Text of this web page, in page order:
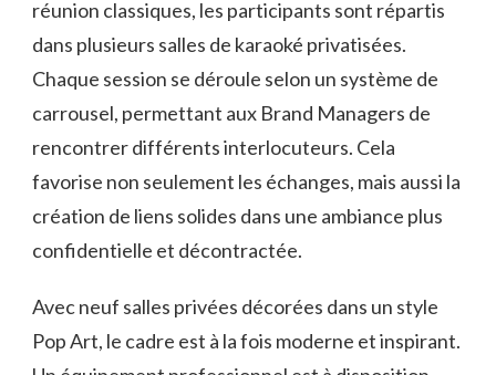
réunion classiques, les participants sont répartis
dans plusieurs salles de karaoké privatisées.
Chaque session se déroule selon un système de
carrousel, permettant aux Brand Managers de
rencontrer différents interlocuteurs. Cela
favorise non seulement les échanges, mais aussi la
création de liens solides dans une ambiance plus
confidentielle et décontractée.
Avec neuf salles privées décorées dans un style
Pop Art, le cadre est à la fois moderne et inspirant.